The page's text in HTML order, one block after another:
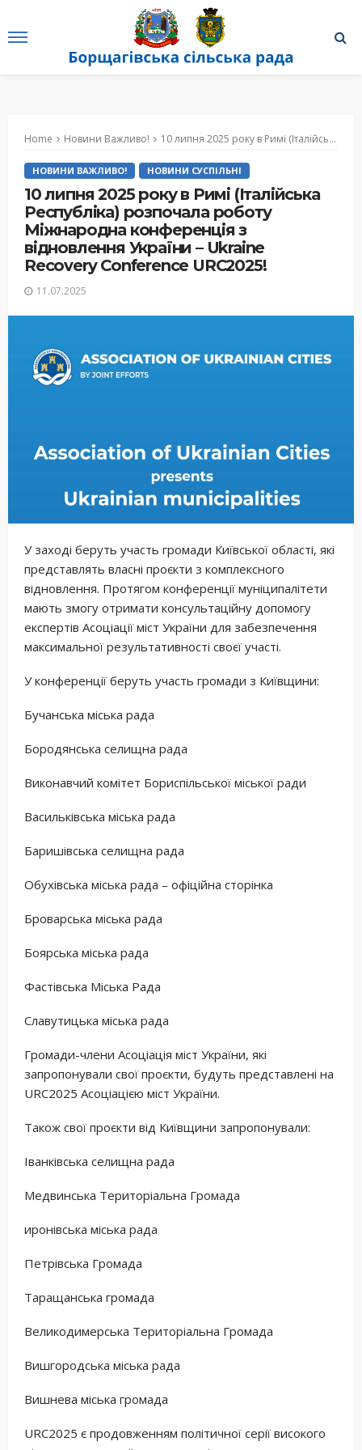
Home Новини Важливо! 10 липня 2025 року в Римі (Італійська Республіка) розпочала роботу Міжнародна конференція з відновлення України – Ukraine Recovery Conference URC2025!
НОВИНИ ВАЖЛИВО! НОВИНИ СУСПІЛЬНІ
10 липня 2025 року в Римі (Італійська
Республіка) розпочала роботу
Міжнародна конференція з
відновлення України – Ukraine
Recovery Conference URC2025!
11.07.2025
У заході беруть участь громади Київської області, які
представлять власні проєкти з комплексного
відновлення. Протягом конференції муніципалітети
мають змогу отримати консультаційну допомогу
експертів Асоціації міст України для забезпечення
максимальної результативності своєї участі.
У конференції беруть участь громади з Київщини:
Бучанська міська рада
Бородянська селищна рада
Виконавчий комітет Бориспільської міської ради
Васильківська міська рада
Баришівська селищна рада
Обухівська міська рада – офіційна сторінка
Броварська міська рада
Боярська міська рада
Фастівська Міська Рада
Славутицька міська рада
Громади-члени Асоціація міст України, які
запропонували свої проєкти, будуть представлені на
URC2025 Асоціацією міст України.
Також свої проєкти від Київщини запропонували:
Іванківська селищна рада
Медвинська Територіальна Громада
иронівська міська рада
Петрівська Громада
Таращанська громада
Великодимерська Територіальна Громада
Вишгородська міська рада
Вишнева міська громада
URC2025 є продовженням політичної серії високого